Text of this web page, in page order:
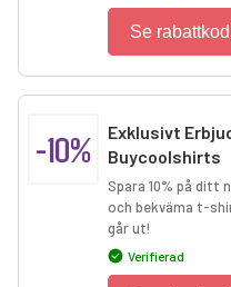
Se rabattkod
-10%
Exklusivt
Buycoolshirts
Spara 10% på ditt
och bekväma t-
går ut!
Verifierad